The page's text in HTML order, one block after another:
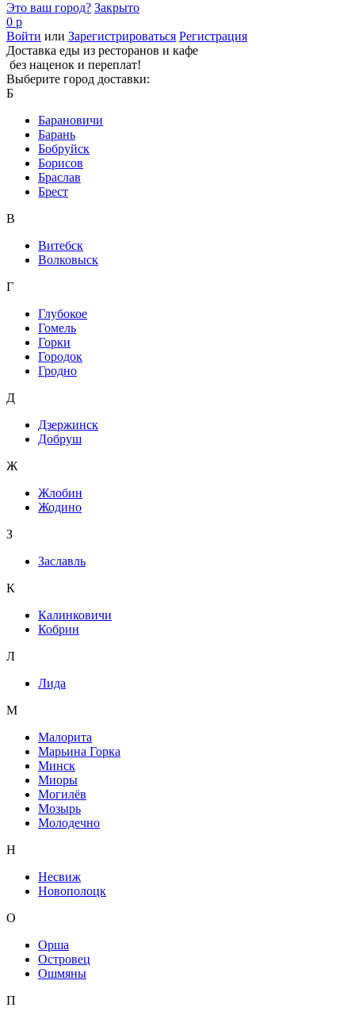
Это ваш город? Закрыто
0 р
Войти или Зарегистрироваться Регистрация
Доставка еды из ресторанов и кафе
без наценок и переплат!
Выберите город доставки:
Б
Барановичи
Барань
Бобруйск
Борисов
Браслав
Брест
В
Витебск
Волковыск
Г
Глубокое
Гомель
Горки
Городок
Гродно
Д
Дзержинск
Добруш
Ж
Жлобин
Жодино
З
Заславль
К
Калинковичи
Кобрин
Л
Лида
М
Малорита
Марьина Горка
Минск
Миоры
Могилёв
Мозырь
Молодечно
Н
Несвиж
Новополоцк
О
Орша
Островец
Ошмяны
П